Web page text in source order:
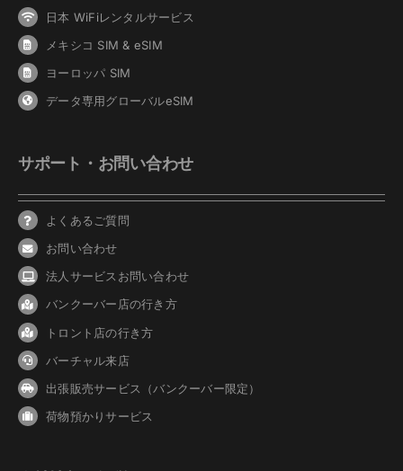
日本 WiFiレンタルサービス
メキシコ SIM & eSIM
ヨーロッパ SIM
データ専用グローバルeSIM
サポート・お問い合わせ
よくあるご質問
お問い合わせ
法人サービスお問い合わせ
バンクーバー店の行き方
トロント店の行き方
バーチャル来店
出張販売サービス（バンクーバー限定）
荷物預かりサービス